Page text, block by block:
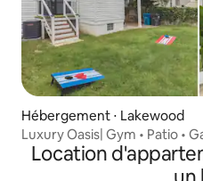
Hébergement ⋅ Lakewood
Luxury Oasis| Gym • Patio •
Location